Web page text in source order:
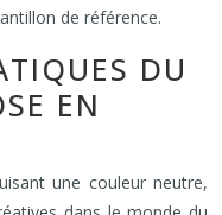
de référence.
DU
EN
une couleur neutre,